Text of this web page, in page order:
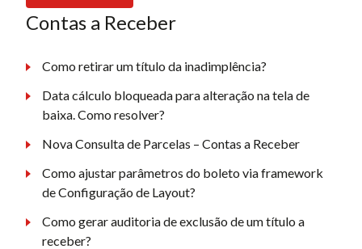
Contas a Receber
Como retirar um título da inadimplência?
Data cálculo bloqueada para alteração na tela de
baixa. Como resolver?
Nova Consulta de Parcelas – Contas a Receber
Como ajustar parâmetros do boleto via framework
de Configuração de Layout?
Como gerar auditoria de exclusão de um título a
receber?